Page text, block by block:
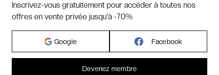
Inscrivez-vous gratuitement pour accéder à toutes nos
offres en vente privée jusqu'à -70%
Google Facebook
Devenez membre